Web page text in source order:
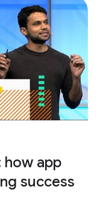
how app
success